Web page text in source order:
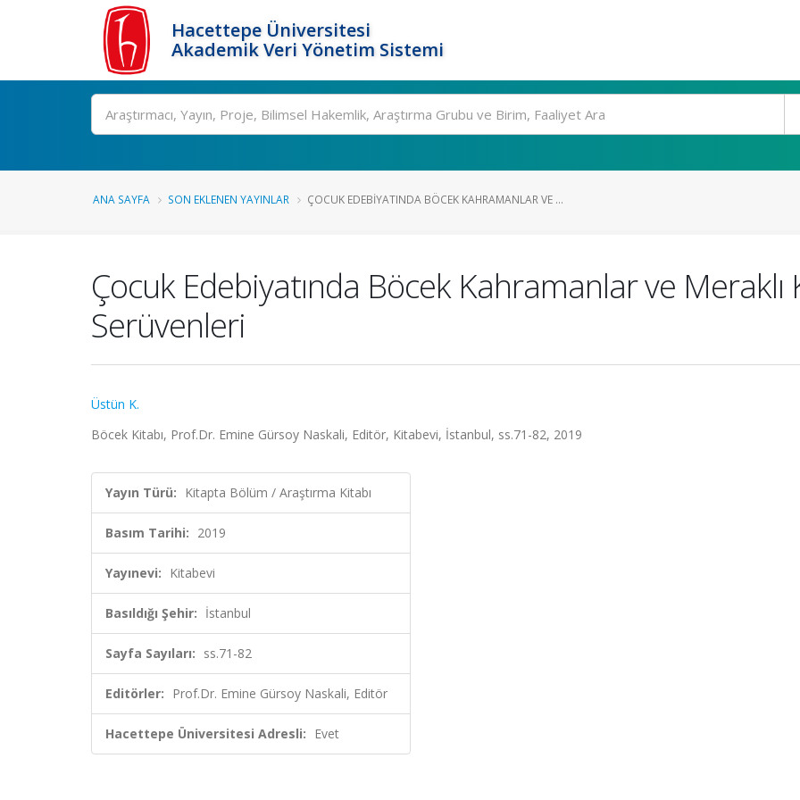
Hacettepe Üniversitesi
Akademik Veri Yönetim Sistemi
Ara
ANA SAYFA SON EKLENEN YAYINLAR ÇOCUK EDEBIYATINDA BÖCEK KAHRAMANLAR VE ...
Çocuk Edebiyatında Böcek Kahramanlar ve Meraklı
Serüvenleri
Üstün K.
Böcek Kitabı, Prof.Dr. Emine Gürsoy Naskali, Editör, Kitabevi, İstanbul, ss.71-82, 2019
Yayın Türü: Kitapta Bölüm / Araştırma Kitabı
Basım Tarihi: 2019
Yayınevi: Kitabevi
Basıldığı Şehir: İstanbul
Sayfa Sayıları: ss.71-82
Editörler: Prof.Dr. Emine Gürsoy Naskali, Editör
Hacettepe Üniversitesi Adresli: Evet